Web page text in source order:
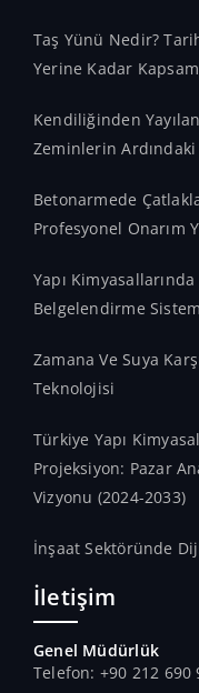
Taş Yünü Nedir?
Yerine Kadar
Kendiliğinden
Zeminlerin Ardındaki
Betonarmede
Profesyonel Onarım
Yapı
Belgelendirme
Zamana Ve Suya
Teknolojisi
Türkiye Yapı
Projeksiyon: Pazar
Vizyonu (2024-2033)
İnşaat Sektöründe
İletişim
Genel Müdürlük
Telefon: +90 212 690